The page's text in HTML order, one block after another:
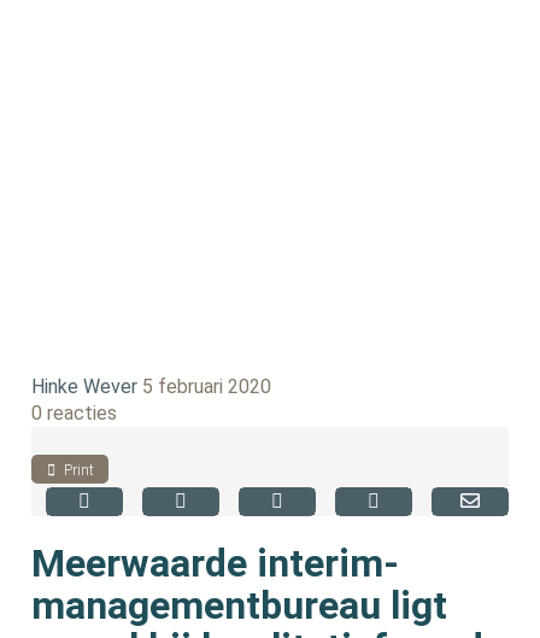
Hinke Wever 5 februari 2020
0 reacties
Print
Meerwaarde interim-
managementbureau ligt